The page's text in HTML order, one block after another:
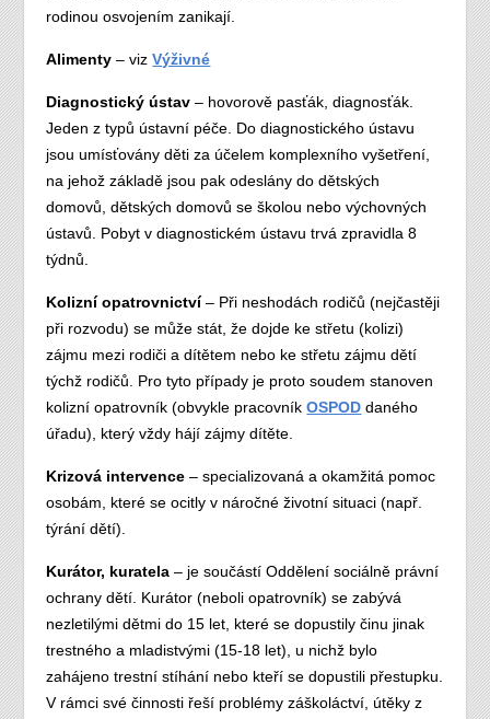
rodinou osvojením zanikají.
Alimenty – vizVýživné
Diagnostický ústav – hovorově pasťák, diagnosťák.
Jeden z typů ústavní péče. Do diagnostického ústavu
jsou umísťovány děti za účelem komplexního vyšetření,
na jehož základě jsou pak odeslány do dětských
domovů, dětských domovů se školou nebo výchovných
ústavů. Pobyt v diagnostickém ústavu trvá zpravidla 8
týdnů.
Kolizní opatrovnictví– Při neshodách rodičů (nejčastěji
při rozvodu) se může stát, že dojde ke střetu (kolizi)
zájmu mezi rodiči a dítětem nebo ke střetu zájmu dětí
týchž rodičů. Pro tyto případy je proto soudem stanoven
kolizní opatrovník (obvykle pracovníkOSPOD daného
úřadu), který vždy hájí zájmy dítěte.
Krizová intervence – specializovaná a okamžitá pomoc
osobám, které se ocitly v náročné životní situaci (např.
týrání dětí).
Kurátor, kuratela – je součástí Oddělení sociálně právní
ochrany dětí. Kurátor (neboli opatrovník) se zabývá
nezletilými dětmi do 15 let, které se dopustily činu jinak
trestného a mladistvými (15-18 let), u nichž bylo
zahájeno trestní stíhání nebo kteří se dopustili přestupku.
V rámci své činnosti řeší problémy záškoláctví, útěky z